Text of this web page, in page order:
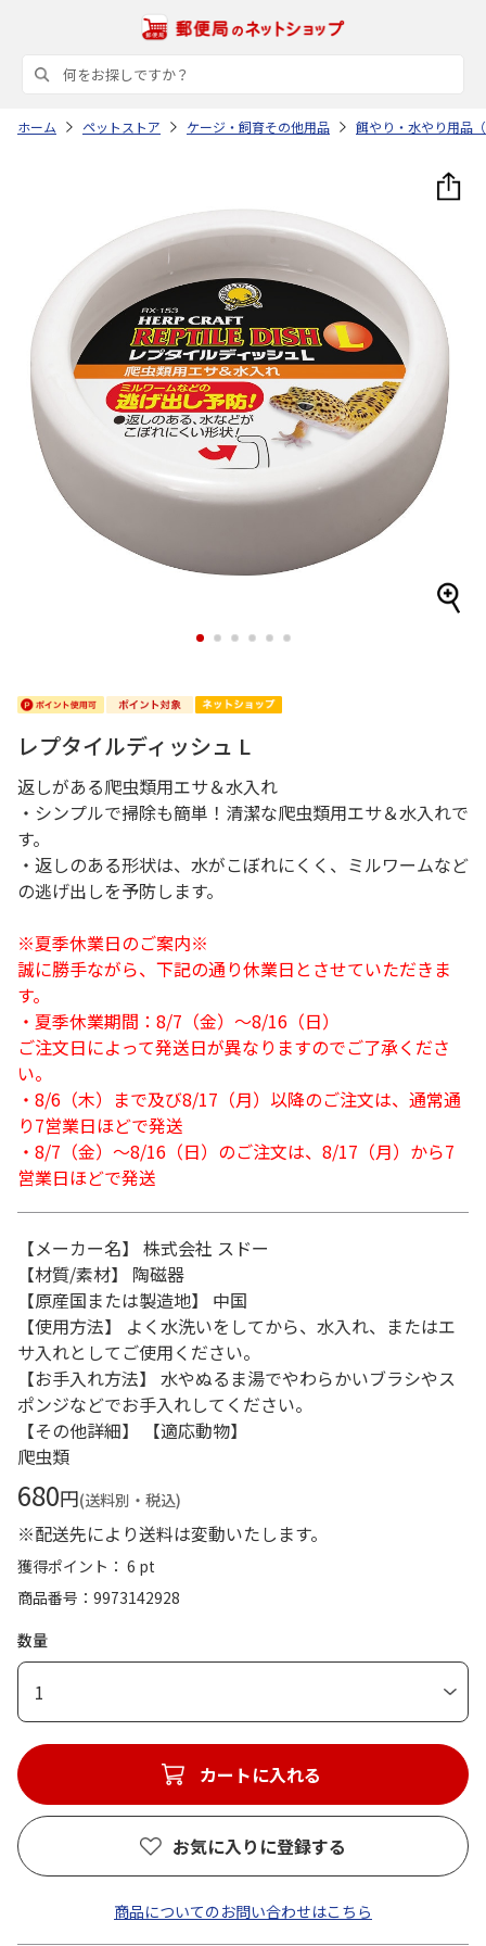
ホーム ペットストア ケージ・飼育その他用品 餌やり・水やり用品
1 2 3 4 5 6
レプタイルディッシュ L
返しがある爬虫類用エサ＆水入れ
・シンプルで掃除も簡単！清潔な爬虫類用エサ＆水入れで
す。
・返しのある形状は、水がこぼれにくく、ミルワームなど
の逃げ出しを予防します。
※夏季休業日のご案内※
誠に勝手ながら、下記の通り休業日とさせていただきま
す。
・夏季休業期間：8/7（金）～8/16（日）
ご注文日によって発送日が異なりますのでご了承くださ
い。
・8/6（木）まで及び8/17（月）以降のご注文は、通常通
り7営業日ほどで発送
・8/7（金）～8/16（日）のご注文は、8/17（月）から7
営業日ほどで発送
【メーカー名】 株式会社 スドー
【材質/素材】 陶磁器
【原産国または製造地】 中国
【使用方法】 よく水洗いをしてから、水入れ、またはエ
サ入れとしてご使用ください。
【お手入れ方法】 水やぬるま湯でやわらかいブラシやス
ポンジなどでお手入れしてください。
【その他詳細】 【適応動物】
爬虫類
680円(送料別・税込)
※配送先により送料は変動いたします。
獲得ポイント： 6 pt
商品番号
9973142928
数量
1
カートに入れる
お気に入りに登録する
商品についてのお問い合わせはこちら